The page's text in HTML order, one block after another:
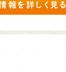
報を詳しく見る